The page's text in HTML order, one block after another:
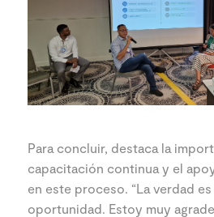
Para concluir, destaca la
capacitación continua y el
en este proceso. “La verdad
oportunidad. Estoy muy